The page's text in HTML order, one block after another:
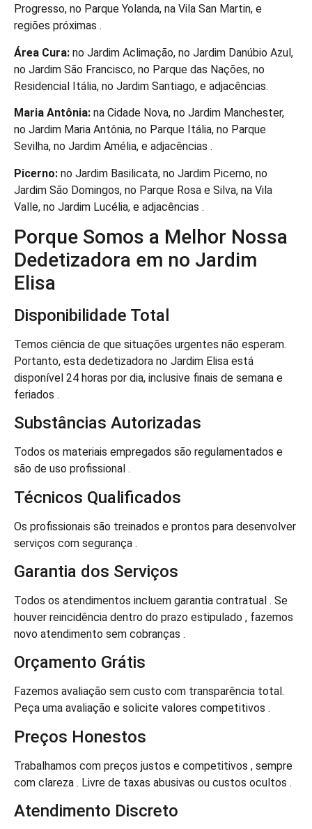
Progresso, no Parque Yolanda, na Vila San Martin, e
regiões próximas .
Área Cura: no Jardim Aclimação, no Jardim Danúbio Azul,
no Jardim São Francisco, no Parque das Nações, no
Residencial Itália, no Jardim Santiago, e adjacências.
Maria Antônia: na Cidade Nova, no Jardim Manchester,
no Jardim Maria Antônia, no Parque Itália, no Parque
Sevilha, no Jardim Amélia, e adjacências .
Picerno: no Jardim Basilicata, no Jardim Picerno, no
Jardim São Domingos, no Parque Rosa e Silva, na Vila
Valle, no Jardim Lucélia, e adjacências .
Porque Somos a Melhor Nossa
Dedetizadora em no Jardim
Elisa
Disponibilidade Total
Temos ciência de que situações urgentes não esperam.
Portanto, esta dedetizadora no Jardim Elisa está
disponível 24 horas por dia, inclusive finais de semana e
feriados .
Substâncias Autorizadas
Todos os materiais empregados são regulamentados e
são de uso profissional .
Técnicos Qualificados
Os profissionais são treinados e prontos para desenvolver
serviços com segurança .
Garantia dos Serviços
Todos os atendimentos incluem garantia contratual . Se
houver reincidência dentro do prazo estipulado , fazemos
novo atendimento sem cobranças .
Orçamento Grátis
Fazemos avaliação sem custo com transparência total.
Peça uma avaliação e solicite valores competitivos .
Preços Honestos
Trabalhamos com preços justos e competitivos , sempre
com clareza . Livre de taxas abusivas ou custos ocultos .
Atendimento Discreto